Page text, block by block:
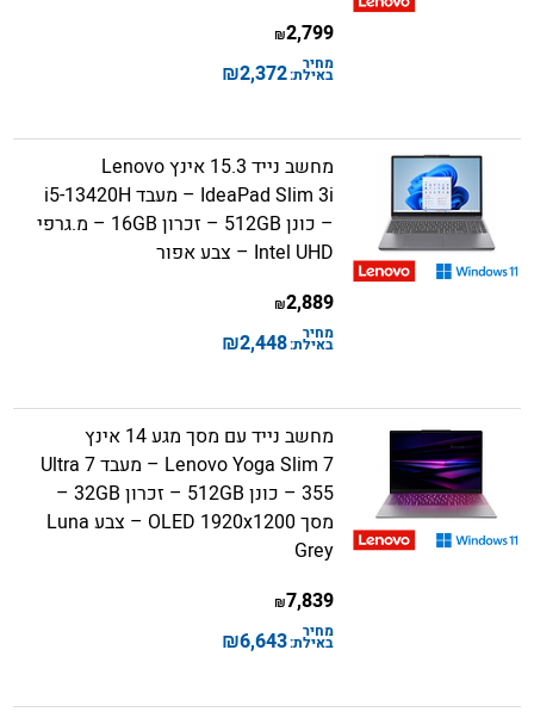
2,799
₪
מחיר
באילת:2,372
₪
מחשב נייד 15.3 אינץ Lenovo
IdeaPad Slim 3i – מעבד i5-13420H
– כונן 512GB – זכרון 16GB – מ.גרפי
Intel UHD – צבע אפור
2,889
₪
מחיר
באילת:2,448
₪
מחשב נייד עם מסך מגע 14 אינץ
Lenovo Yoga Slim 7 – מעבד Ultra 7
355 – כונן 512GB – זכרון 32GB –
מסך OLED 1920x1200 – צבע Luna
Grey
7,839
₪
מחיר
באילת:6,643
₪